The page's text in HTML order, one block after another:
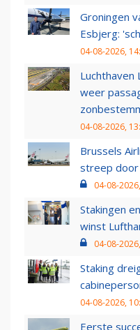
Groningen
Esbjerg:
04-08-2026,
Luchthaven
weer
04-08-2026,
Brussels
streep
04-08-
Stakingen
winst
04-08-
Staking
04-08-2026,
Eerste